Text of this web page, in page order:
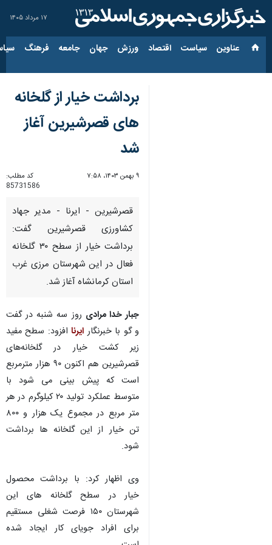
۱۷ مرداد ۱۴۰۵
عناوین‌ سیاست اقتصاد ورزش جهان جامعه فرهنگ
برداشت خیار از گلخانه
های قصرشیرین آغاز
شد
۹ بهمن ۱۴۰۳، ۷:۵۸
کد مطلب:
85731586
قصرشیرین - ایرنا - مدیر جهاد
کشاورزی قصرشیرین گفت:
برداشت خیار از سطح ۳۰ گلخانه‌
فعال در این شهرستان مرزی غرب
استان کرمانشاه آغاز شد.
جبار خدا مرادیروز سه شنبه در گفت
و گو با خبرنگارایرناافزود: سطح مفید
زیر کشت خیار در گلخانه‌های
است که پیش بینی می شود با
متوسط عملکرد تولید ۲۰ کیلوگرم در هر
متر مربع در مجموع یک هزار و ۸۰۰
تن خیار از این گلخانه ها برداشت